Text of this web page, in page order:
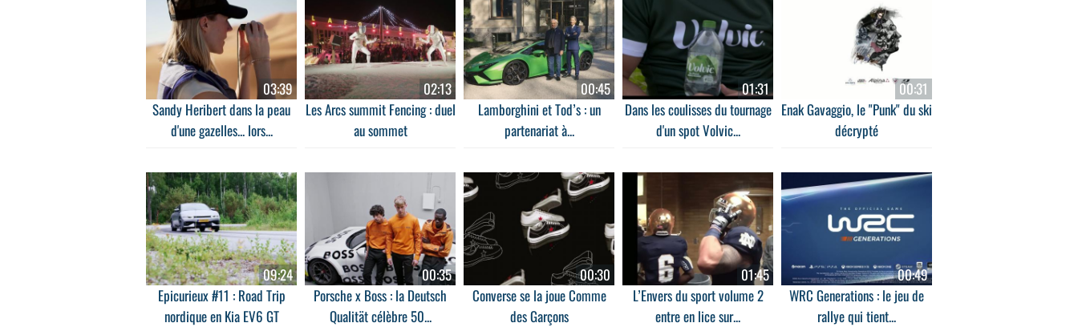
03:39
Sandy Heribert dans la peau
d'une gazelles... lors...
02:13
Les Arcs summit Fencing : duel
au sommet
00:45
Lamborghini et Tod’s : un
partenariat à...
01:31
Dans les coulisses du tournage
d'un spot Volvic...
00:31
Enak Gavaggio, le "Punk" du ski
décrypté
09:24
Epicurieux #11 : Road Trip
nordique en Kia EV6 GT
00:35
Porsche x Boss : la Deutsch
Qualität célèbre 50...
00:30
Converse se la joue Comme
des Garçons
01:45
L’Envers du sport volume 2
entre en lice sur...
00:49
WRC Generations : le jeu de
rallye qui tient...